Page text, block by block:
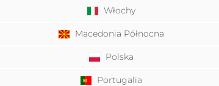
Włochy
Macedonia Północna
Polska
Portugalia